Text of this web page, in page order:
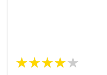
★★★★★
★★★★★